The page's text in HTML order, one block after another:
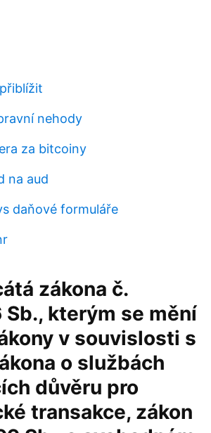
nehody
za bitcoiny
na aud
daňové formuláře
zákona č.
kterým se mění
v souvislosti s
o službách
důvěru pro
transakce, zákon